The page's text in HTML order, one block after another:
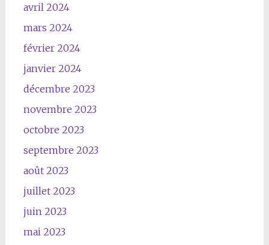
avril 2024
mars 2024
février 2024
janvier 2024
décembre 2023
novembre 2023
octobre 2023
septembre 2023
août 2023
juillet 2023
juin 2023
mai 2023